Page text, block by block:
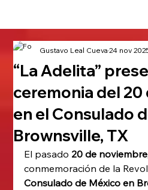
“La Adelita”
ceremonia del
en el Consulado
Brownsville, TX
Gustavo Leal Cueva24 nov
El pasado 20 de noviembre
conmemoración de la
Consulado de México en